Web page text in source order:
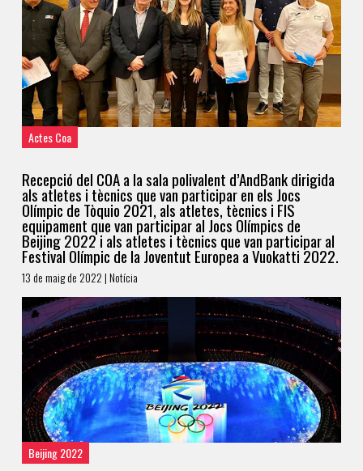
Actes Coa
Recepció del COA a la sala polivalent d’AndBank dirigida
als atletes i tècnics que van participar en els Jocs
Olímpic de Tòquio 2021, als atletes, tècnics i FIS
equipament que van participar al Jocs Olímpics de
Beijing 2022 i als atletes i tècnics que van participar al
Festival Olímpic de la Joventut Europea a Vuokatti 2022.
13 de maig de 2022 | Notícia
Beijing 2022